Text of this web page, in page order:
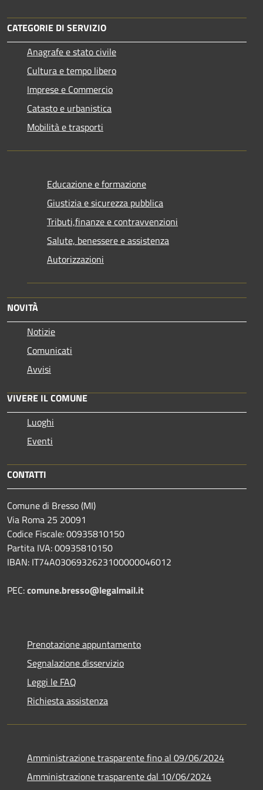
CATEGORIE DI SERVIZIO
Anagrafe e stato civile
Cultura e tempo libero
Imprese e Commercio
Catasto e urbanistica
Mobilità e trasporti
Educazione e formazione
Giustizia e sicurezza pubblica
Tributi,finanze e contravvenzioni
Salute, benessere e assistenza
Autorizzazioni
NOVITÀ
Notizie
Comunicati
Avvisi
VIVERE IL COMUNE
Luoghi
Eventi
CONTATTI
Comune di Bresso (MI)
Via Roma 25 20091
Codice Fiscale: 00935810150
Partita IVA: 00935810150
IBAN: IT74A0306932623100000046012
PEC:comune.bresso@legalmail.it
Prenotazione appuntamento
Segnalazione disservizio
Leggi le FAQ
Richiesta assistenza
Amministrazione trasparente fino al 09/06/2024
Amministrazione trasparente dal 10/06/2024